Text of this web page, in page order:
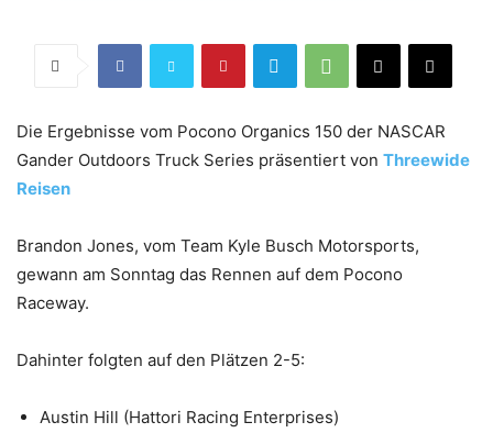
Die Ergebnisse vom Pocono Organics 150 der NASCAR
Gander Outdoors Truck Series präsentiert von Threewide
Reisen
Brandon Jones, vom Team Kyle Busch Motorsports,
gewann am Sonntag das Rennen auf dem Pocono
Raceway.
Dahinter folgten auf den Plätzen 2-5:
Austin Hill (Hattori Racing Enterprises)